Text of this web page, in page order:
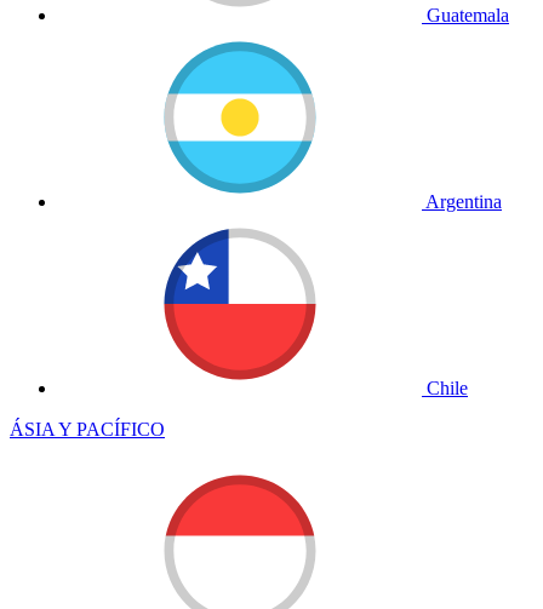
Guatemala
Argentina
Chile
ÁSIA Y PACÍFICO